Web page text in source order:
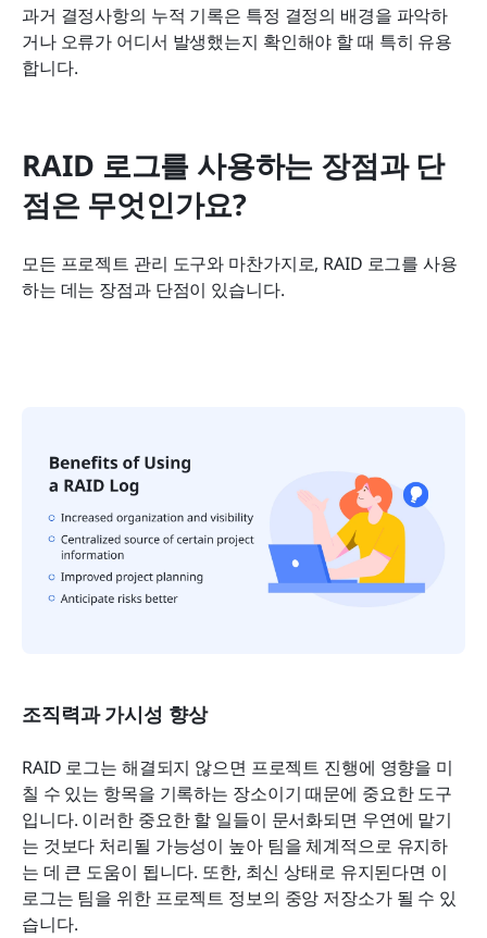
과거 결정사항의 누적 기록은 특정 결정의 배경을 파악하
거나 오류가 어디서 발생했는지 확인해야 할 때 특히 유용
합니다.
RAID 로그를 사용하는 장점과 단
점은 무엇인가요?
모든 프로젝트 관리 도구와 마찬가지로, RAID 로그를 사용
하는 데는 장점과 단점이 있습니다.
조직력과 가시성 향상
RAID 로그는 해결되지 않으면 프로젝트 진행에 영향을 미
칠 수 있는 항목을 기록하는 장소이기 때문에 중요한 도구
입니다. 이러한 중요한 할 일들이 문서화되면 우연에 맡기
는 것보다 처리될 가능성이 높아 팀을 체계적으로 유지하
는 데 큰 도움이 됩니다. 또한, 최신 상태로 유지된다면 이
로그는 팀을 위한 프로젝트 정보의 중앙 저장소가 될 수 있
습니다.